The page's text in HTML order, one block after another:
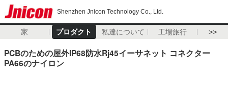
Shenzhen Jnicon Technology Co., Ltd.
家 プロダクト 私達について 工場旅行 >>
PCBのための屋外IP68防水Rj45イーサネット コネクター
PA66のナイロン